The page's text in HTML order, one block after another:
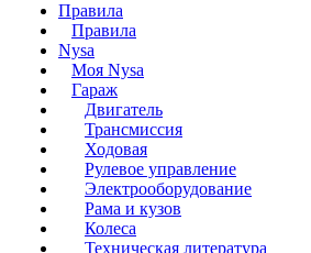
Правила
Правила
Nysa
Моя Nysa
Гараж
Двигатель
Трансмиссия
Ходовая
Рулевое управление
Электрооборудование
Рама и кузов
Колеса
Техническая литература